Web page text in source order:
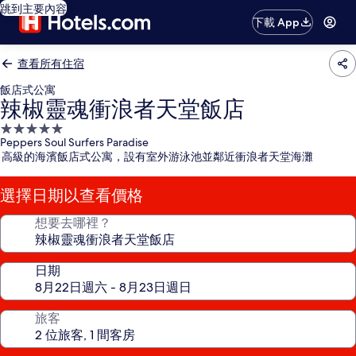
跳到主要內容
下載 App
查看所有住宿
飯店式公寓
辣椒靈魂衝浪者天堂飯店
5.0
星
級
住
宿
Peppers Soul Surfers Paradise
高級的海濱飯店式公寓，設有室外游泳池並鄰近衝浪者天堂海灘
選擇日期以查看價格
想要去哪裡？
日期
旅客